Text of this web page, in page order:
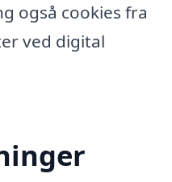
også cookies fra
ved digital